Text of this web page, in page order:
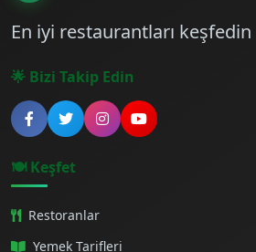
En iyi restaurantları keşfedin
🌟 Bizi Takip Edin
🍽️ Keşfet
Restoranlar
Yemek Tarifleri